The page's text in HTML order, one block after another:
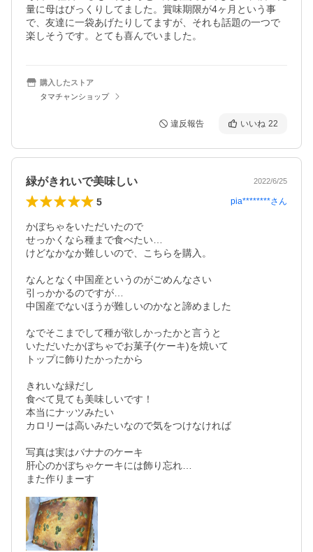
量に母はびっくりしてました。賞味期限が4ヶ月という事
で、友達に一袋あげたりしてますが、それも話題の一つで
楽しそうです。とても喜んでいました。
購入したストア
タマチャンショップ
違反報告 いいね 22
緑がきれいで美味しい 2022/6/25
5 pia********さん
かぼちゃをいただいたので
せっかくなら種まで食べたい…
けどなかなか難しいので、こちらを購入。
なんとなく中国産というのがごめんなさい
引っかかるのですが…
中国産でないほうが難しいのかなと諦めました
なでそこまでして種が欲しかったかと言うと
いただいたかぼちゃでお菓子(ケーキ)を焼いて
トップに飾りたかったから
きれいな緑だし
食べて見ても美味しいです！
本当にナッツみたい
カロリーは高いみたいなので気をつけなければ
写真は実はバナナのケーキ
肝心のかぼちゃケーキには飾り忘れ…
また作りまーす